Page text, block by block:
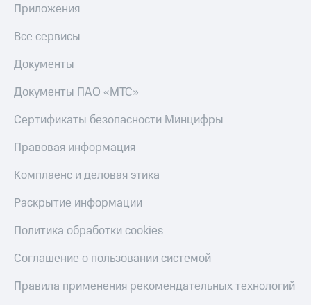
Приложения
Все сервисы
Документы
Документы ПАО «МТС»
Сертификаты безопасности Минцифры
Правовая информация
Комплаенс и деловая этика
Раскрытие информации
Политика обработки cookies
Соглашение о пользовании системой
Правила применения рекомендательных технологий